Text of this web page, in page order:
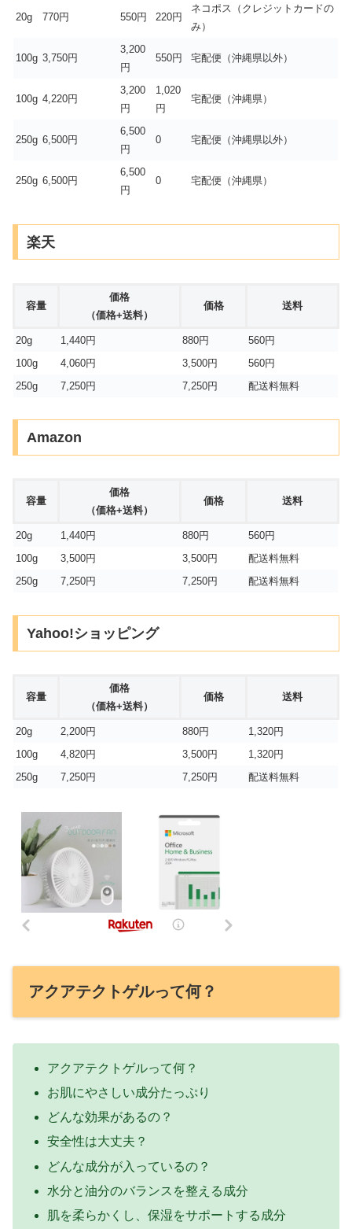
20g 770円 550円 220円
ネコポス（クレジットカードの
み）
100g 3,750円
3,200
円
550円 宅配便（沖縄県以外）
100g 4,220円
3,200
円
1,020
円
宅配便（沖縄県）
250g 6,500円
6,500
円
0 宅配便（沖縄県以外）
250g 6,500円
6,500
円
0 宅配便（沖縄県）
楽天
容量
価格
（価格+送料）
価格 送料
20g 1,440円 880円
560円
100g
4,060円 3,500円
560円
250g
7,250円 7,250円 配送料無料
Amazon
容量
価格
（価格+送料）
価格 送料
20g 1,440円 880円
560円
100g
3,500円 3,500円
配送料無料
250g
7,250円 7,250円 配送料無料
Yahoo!ショッピング
容量
価格
（価格+送料）
価格 送料
20g 2,200円 880円
1,320円
100g
4,820円 3,500円
1,320円
250g
7,250円 7,250円 配送料無料
アクアテクトゲルって何？
アクアテクトゲルって何？
お肌にやさしい成分たっぷり
どんな効果があるの？
安全性は大丈夫？
どんな成分が入っているの？
水分と油分のバランスを整える成分
肌を柔らかくし、保湿をサポートする成分